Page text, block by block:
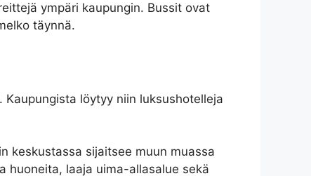
ympäri kaupungin. Bussit ovat
täynnä.
löytyy niin luksushotelleja
keskustassa sijaitsee muun muassa
huoneita, laaja uima-allasalue sekä